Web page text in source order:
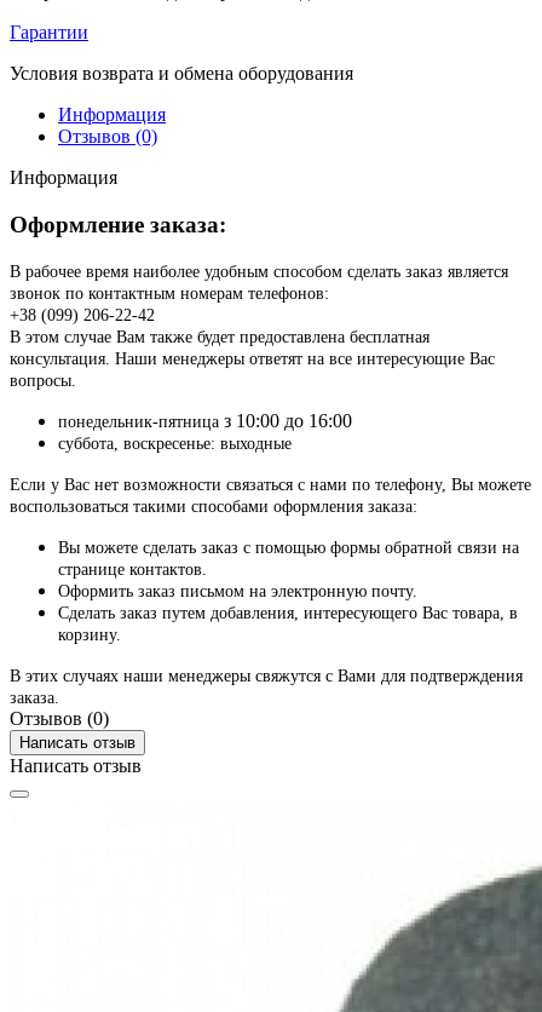
Гарантии
Условия возврата и обмена оборудования
Информация
Отзывов (0)
Информация
Оформление заказа:
В рабочее время наиболее удобным способом сделать заказ является
звонок по контактным номерам телефонов:
+38 (099) 206-22-42
В этом случае Вам также будет предоставлена бесплатная
консультация. Наши менеджеры ответят на все интересующие Вас
вопросы.
понедельник-пятница з 10:00 до 16:00
суббота, воскресенье: выходные
Если у Вас нет возможности связаться с нами по телефону, Вы можете
воспользоваться такими способами оформления заказа:
Вы можете сделать заказ с помощью формы обратной связи на
странице контактов.
Оформить заказ письмом на электронную почту.
Сделать заказ путем добавления, интересующего Вас товара, в
корзину.
В этих случаях наши менеджеры свяжутся с Вами для подтверждения
заказа.
Отзывов (0)
Написать отзыв
Написать отзыв